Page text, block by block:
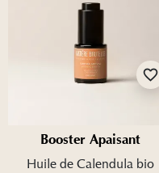
favorite_border
Booster Apaisant
Huile de Calendula bio